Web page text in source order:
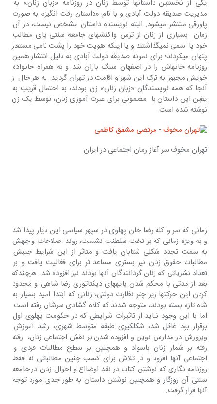
یکی از نخستین داستانها توسط زنان در روزنامه «زبان زنان» به
مدیریت صدیقه دولت آبادی و با نام «داستان رقت انگیز» به صورت
پاورقی منتشر می‎شود. البته نویسنده داستان مشخص نیست، در آن
زمان  بسیاری از زنان از ترس واکنش‎های جامعه سنتی پای مطالب
خود یا اسمی نمی‎گذاشتند و یا اینکه هویت خود را پشت نامی مستعار
پنهان می‎کردند؛ برای نمونه صدیقه دولت آبادی به دلیل انتشار همین
روزنامه خانه‎اش را در اصفهان سنگ باران شد و به همراه خانواده
خویش مجبور به ترک این شهر و اقامت در تهران گردید. به هر حال از
آنجا که همه نویسندگان «زبان زنان» زن بودند، به احتمال قریب به
یقین این داستان با  مضمونی برای عبرت آموزی زنان، توسط یک زن
نوشته شده است.
تهران مخوف سر آغاز رمان اجتماعی در ایران
زمانی که سر و کله رضا خان پهلوی در سپهر سیاسی این دیار پیدا شد
و به ویژه زمانی که بر تخت سلطنت نشست، روند اصلاحات و جهش
به سمت تجدد شکلی شتابان یافت و متاثر از این شرایط جنبش
مطالبات حقوق زنان نیز بستری مساعد تر برای فغالیت یافت و بر
تعداد نشریاتی که زنان گردانندگان آنها بودند نیز افزوده شد. هرچندکه
بعد از مدتی با محکم شدن پایه‎های دیکتاتوری رضا شاهی و محدود
کردن این حرکت‎ها زیر چتر نظارت دولتی، زنانی که ابتدا امید بسیار به
شاه تازه بسته بودند، متوجه شدند که کلاه گشادی سرشان رفته است.
اما با این وجود نباید از تاثیرات شرایطی که در حکومت پهلوی اول
برقرار بود غافل شد، شکل‎گیری طبقه متوسط شهری، رشد آموزش
وپرورش در مدارس نوین و افزوده شدن بر نقش اجتماعی زنان،  رفته
رفته بر شمار زنان باسواد و همچنین بر سطح مطالبات فردی و
اجتماعی آنها افزود و در تلاش برای کسب چنین مطالباتی نه فقط
روزنامه نگاری که نوشتن کتاب در نقد اوضااع و احوال زنان در جامعه
سنتی آن روزگار و همچنین نوشتن داستان به طور جدی مورد توجه
آنها قرار گرفت.